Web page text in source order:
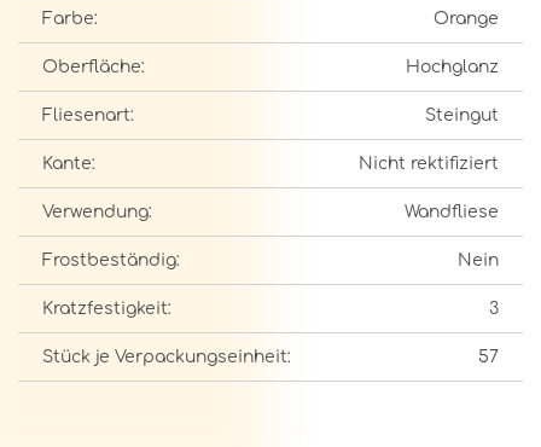
Farbe: Orange
Oberfläche: Hochglanz
Fliesenart: Steingut
Kante: Nicht rektifiziert
Verwendung: Wandfliese
Frostbeständig: Nein
Kratzfestigkeit: 3
Stück je Verpackungseinheit: 57